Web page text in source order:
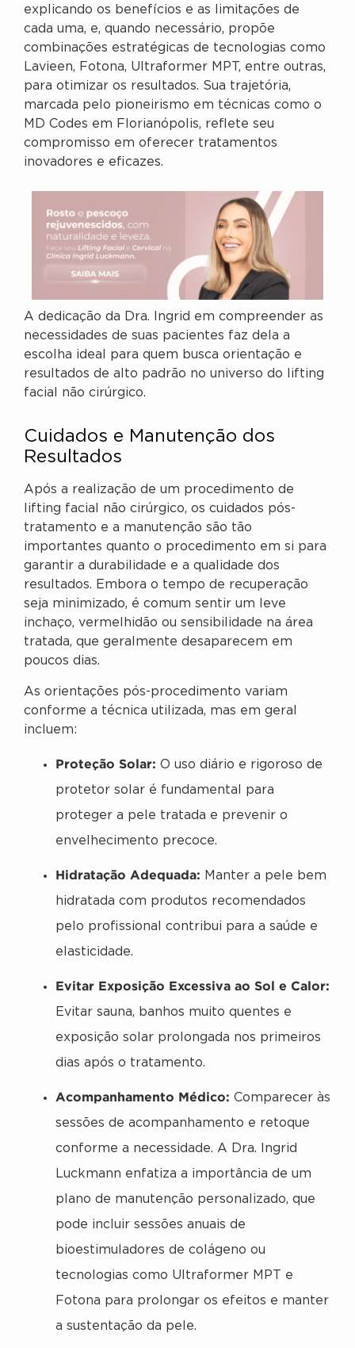
explicando os benefícios e as limitações de
cada uma, e, quando necessário, propõe
combinações estratégicas de tecnologias como
Lavieen, Fotona, Ultraformer MPT, entre outras,
para otimizar os resultados. Sua trajetória,
marcada pelo pioneirismo em técnicas como o
MD Codes em Florianópolis, reflete seu
compromisso em oferecer tratamentos
inovadores e eficazes.
A dedicação da Dra. Ingrid em compreender as
necessidades de suas pacientes faz dela a
escolha ideal para quem busca orientação e
resultados de alto padrão no universo do lifting
facial não cirúrgico.
Cuidados e Manutenção dos
Resultados
Após a realização de um procedimento de
lifting facial não cirúrgico, os cuidados pós-
tratamento e a manutenção são tão
importantes quanto o procedimento em si para
garantir a durabilidade e a qualidade dos
resultados. Embora o tempo de recuperação
seja minimizado, é comum sentir um leve
inchaço, vermelhidão ou sensibilidade na área
tratada, que geralmente desaparecem em
poucos dias.
As orientações pós-procedimento variam
conforme a técnica utilizada, mas em geral
incluem:
Proteção Solar: O uso diário e rigoroso de
protetor solar é fundamental para
proteger a pele tratada e prevenir o
envelhecimento precoce.
Hidratação Adequada: Manter a pele bem
hidratada com produtos recomendados
pelo profissional contribui para a saúde e
elasticidade.
Evitar Exposição Excessiva ao Sol e Calor:
Evitar sauna, banhos muito quentes e
exposição solar prolongada nos primeiros
dias após o tratamento.
Acompanhamento Médico: Comparecer às
sessões de acompanhamento e retoque
conforme a necessidade. A Dra. Ingrid
Luckmann enfatiza a importância de um
plano de manutenção personalizado, que
pode incluir sessões anuais de
bioestimuladores de colágeno ou
tecnologias como Ultraformer MPT e
Fotona para prolongar os efeitos e manter
a sustentação da pele.